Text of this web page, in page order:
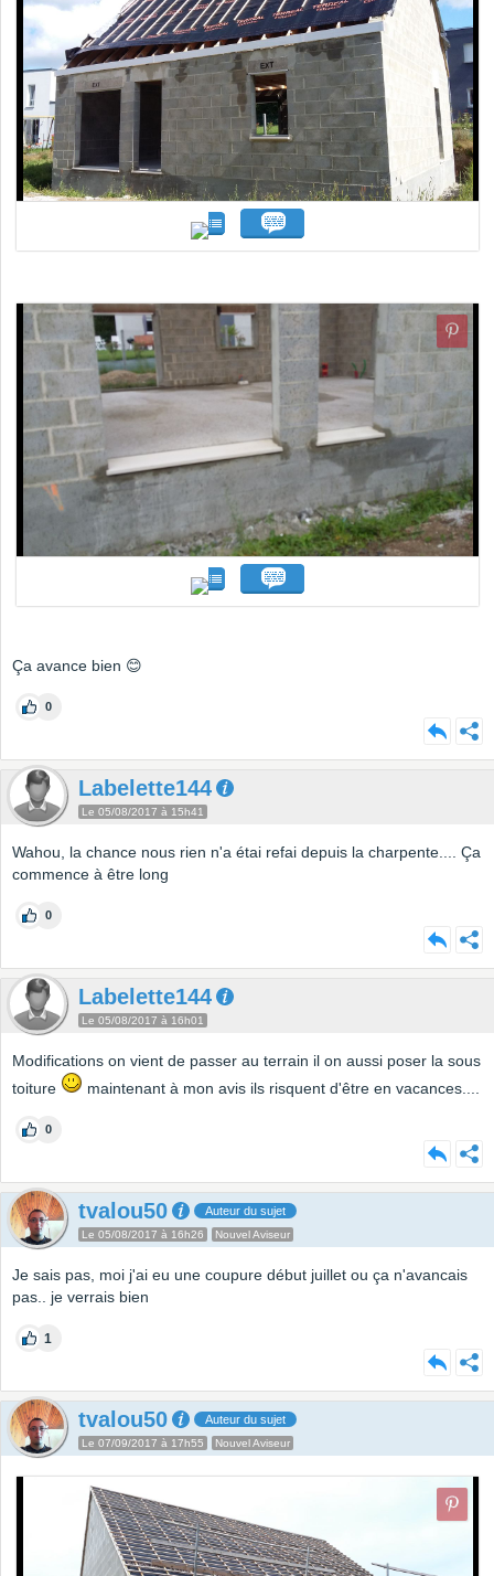
Ça avance bien 😊
0
Labelette144
Le 05/08/2017 à 15h41
Wahou, la chance nous rien n'a étai refai depuis la charpente.... Ça
commence à être long
0
Labelette144
Le 05/08/2017 à 16h01
Modifications on vient de passer au terrain il on aussi poser la sous
toiture
maintenant à mon avis ils risquent d'être en vacances....
0
tvalou50 Auteur du sujet
Le 05/08/2017 à 16h26 Nouvel Aviseur
Je sais pas, moi j'ai eu une coupure début juillet ou ça n'avancais
pas.. je verrais bien
1
tvalou50 Auteur du sujet
Le 07/09/2017 à 17h55 Nouvel Aviseur